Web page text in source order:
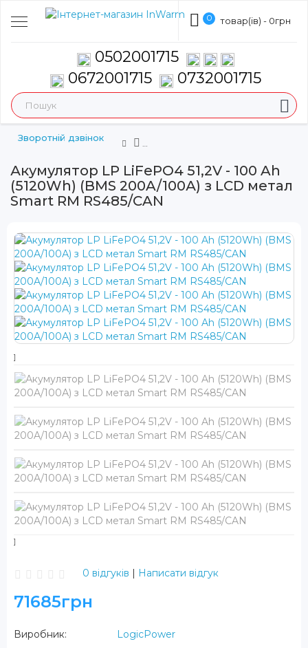
Зворотній дзвінок
0 товар(ів) - 0грн
0502001715
0672001715
0732001715
Акумулятор LP LiFePO4 51,2V - 100 Ah
(5120Wh) (BMS 200A/100А) з LCD метал
Smart RM RS485/CAN
0 відгуків | Написати відгук
71685грн
Виробник:
LogicPower